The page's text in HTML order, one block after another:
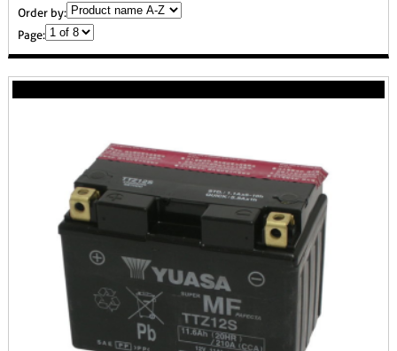
Order by:
Page: